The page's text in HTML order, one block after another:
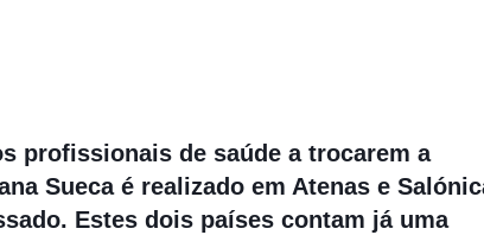
profissionais de saúde a trocarem a
Sueca é realizado em Atenas e
Estes dois países contam já uma